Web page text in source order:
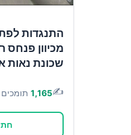
התנגדות
מכיוון פנחס
שכונת נאות
✍️
1,165 תומכים